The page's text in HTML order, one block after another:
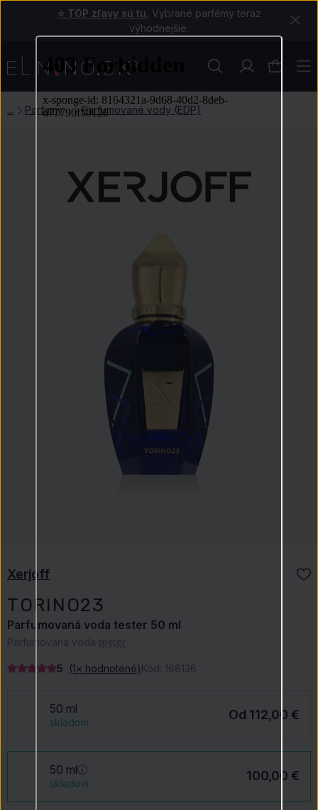
⭐ TOP zľavy sú tu. Vybrané parfémy teraz
výhodnejšie.
Parfumy Parfumované vody (EDP)
Xerjoff
TORINO23
Parfumovaná voda tester 50 ml
Parfumovaná voda tester
5 (1× hodnotené)Kód: 168136
50 ml
skladom Od 112,00 €
50 ml
skladom 100,00 €